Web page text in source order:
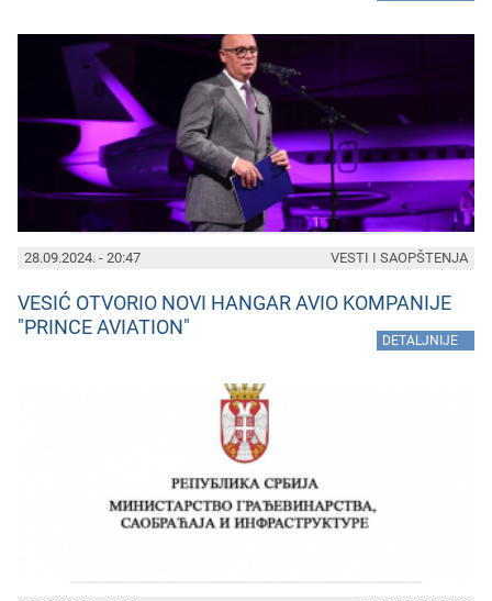
28.09.2024. - 20:47
VESIĆ OTVORIO NOVI HANGAR AVIO KOMPANIJE
"PRINCE AVIATION"
DETALJNIJE
VESTI I SAOPŠTENJA